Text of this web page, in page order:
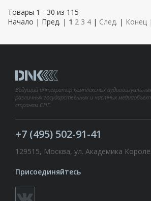
Товары 1 - 30 из 115
Начало | Пред. | 1 2 3 4 | След. | Конец |
Ведущий интегратор комплексных
различных государственных и частных
странам СНГ.
+7 (495) 502-91-41
129515, Москва, ул. Академика
Присоединяйтесь